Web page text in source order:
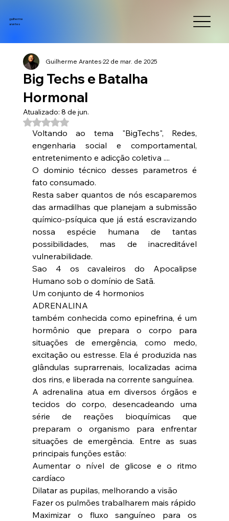
guilherme
arantes
Big Techs e Batalha
Hormonal
Guilherme Arantes22 de mar. de 2025
Atualizado: 8 de jun.
Avaliado com NaN de 5 estrelas.
Voltando ao tema "BigTechs", Redes,
engenharia social e comportamental,
entretenimento e adicção coletiva ....
O dominio técnico desses parametros é
fato consumado.
Resta saber quantos de nós escaparemos
das armadilhas que planejam a submissão
químico-psíquica que já está escravizando
nossa espécie humana de tantas
possibilidades, mas de inacreditável
vulnerabilidade.
Sao 4 os cavaleiros do Apocalipse
Humano sob o domínio de Satã.
Um conjunto de 4 hormonios
ADRENALINA
também conhecida como epinefrina, é um
hormônio que prepara o corpo para
situações de emergência, como medo,
excitação ou estresse. Ela é produzida nas
glândulas suprarrenais, localizadas acima
dos rins, e liberada na corrente sanguínea.
A adrenalina atua em diversos órgãos e
tecidos do corpo, desencadeando uma
série de reações bioquímicas que
preparam o organismo para enfrentar
situações de emergência. Entre as suas
principais funções estão:
Aumentar o nível de glicose e o ritmo
cardíaco
Dilatar as pupilas, melhorando a visão
Fazer os pulmões trabalharem mais rápido
Maximizar o fluxo sanguíneo para os